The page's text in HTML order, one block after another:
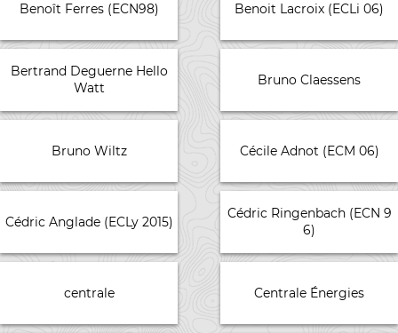
Benoît Ferres (ECN98) Benoit Lacroix (ECLi 06)
Bertrand Deguerne Hello
Watt
Bruno Claessens
Bruno Wiltz Cécile Adnot (ECM 06)
Cédric Anglade (ECLy 2015)
Cédric Ringenbach (ECN 9
6)
centrale Centrale Énergies